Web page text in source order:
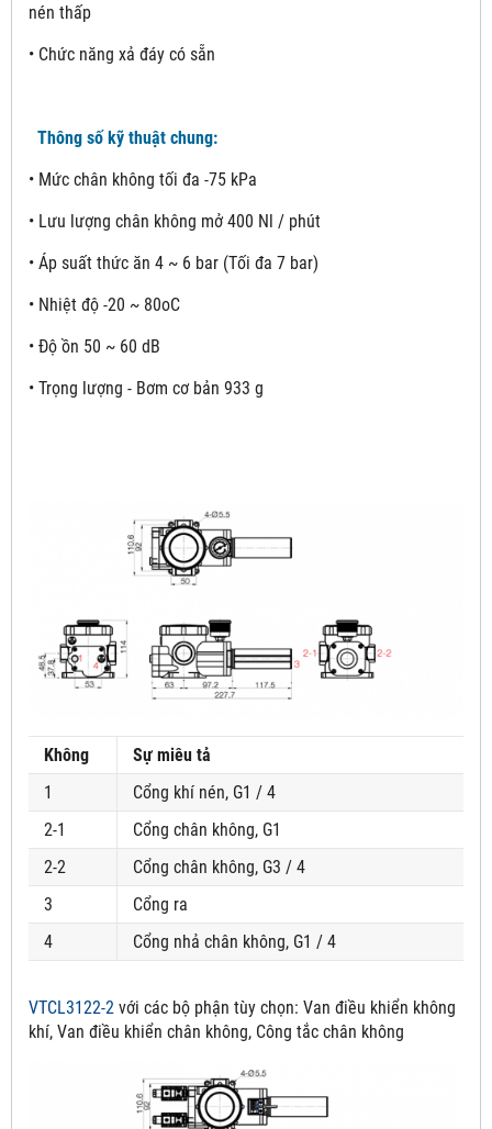
nén thấp
• Chức năng xả đáy có sẵn
Thông số kỹ thuật chung:
• Mức chân không tối đa -75 kPa
• Lưu lượng chân không mở 400 Nl / phút
• Áp suất thức ăn 4 ~ 6 bar (Tối đa 7 bar)
• Nhiệt độ -20 ~ 80oC
• Độ ồn 50 ~ 60 dB
• Trọng lượng - Bơm cơ bản 933 g
Không
Sự miêu tả
1
Cổng khí nén, G1 / 4
2-1
Cổng chân không, G1
2-2
Cổng chân không, G3 / 4
3
Cổng ra
4
Cổng nhả chân không, G1 / 4
VTCL3122-2 với các bộ phận tùy chọn: Van điều khiển không
khí, Van điều khiển chân không, Công tắc chân không